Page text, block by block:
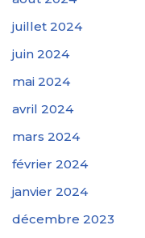
juillet 2024
juin 2024
mai 2024
avril 2024
mars 2024
février 2024
janvier 2024
décembre 2023